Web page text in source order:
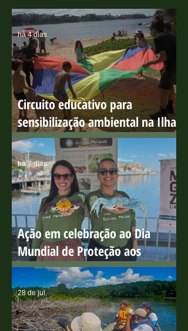
MAIS RECENTE
Circuito educativo para
sensibilização ambiental na Ilha
do Boi
há 4 dias
Ação em celebração ao Dia
Mundial de Proteção aos
Manguezais
há 7 dias
28 de jul.